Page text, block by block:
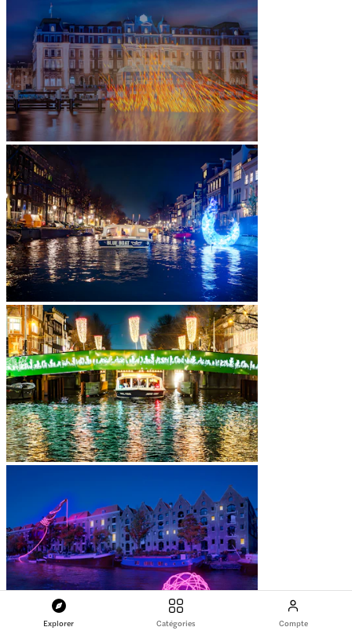
Explorer Catégories Compte